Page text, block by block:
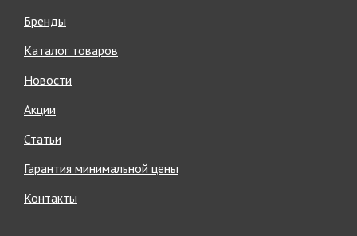
Бренды
Каталог товаров
Новости
Акции
Статьи
Гарантия минимальной цены
Контакты